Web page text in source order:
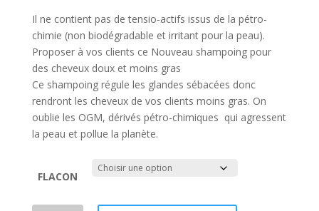
Il ne contient pas de tensio-actifs issus de la pétro-
chimie (non biodégradable et irritant pour la peau).
Proposer à vos clients ce Nouveau shampoing pour
des cheveux doux et moins gras
Ce shampoing régule les glandes sébacées donc
rendront les cheveux de vos clients moins gras. On
oublie les OGM, dérivés pétro-chimiques qui agressent
la peau et pollue la planète.
FLACON